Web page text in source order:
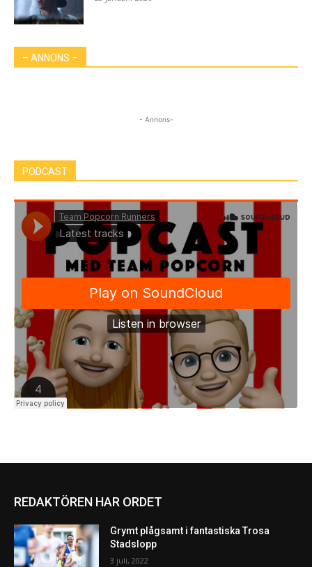
– ANNONS –
- Annons-
PODCAST
REDAKTÖREN HAR ORDET
Grymt plågsamt i fantastiska Trosa
Stadslopp
3 juli, 2022